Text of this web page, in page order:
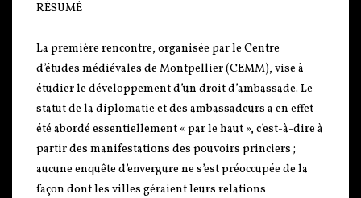
RÉSUMÉ
La première rencontre, organisée par le Centre
d’études médiévales de Montpellier (CEMM), vise à
étudier le développement d’un droit d’ambassade. Le
statut de la diplomatie et des ambassadeurs a en effet
été abordé essentiellement « par le haut », c’est-à-dire à
partir des manifestations des pouvoirs princiers ;
aucune enquête d’envergure ne s’est préoccupée de la
façon dont les villes géraient leurs relations